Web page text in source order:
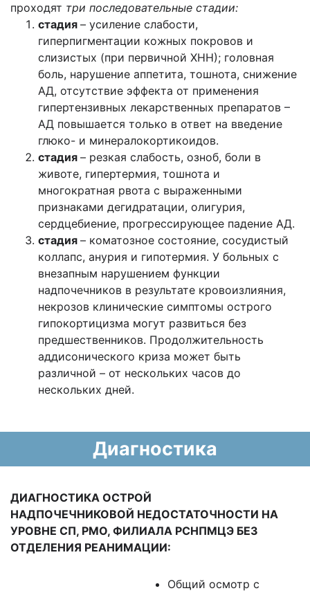
проходят три последовательные стадии:
стадия – усиление слабости,
гиперпигментации кожных покровов и
слизистых (при первичной ХНН); головная
боль, нарушение аппетита, тошнота, снижение
АД, отсутствие эффекта от применения
гипертензивных лекарственных препаратов –
АД повышается только в ответ на введение
глюко- и минералокортикоидов.
стадия – резкая слабость, озноб, боли в
животе, гипертермия, тошнота и
многократная рвота с выраженными
признаками дегидратации, олигурия,
сердцебиение, прогрессирующее падение АД.
стадия – коматозное состояние, сосудистый
коллапс, анурия и гипотермия. У больных с
внезапным нарушением функции
надпочечников в результате кровоизлияния,
некрозов клинические симптомы острого
гипокортицизма могут развиться без
предшественников. Продолжительность
аддисонического криза может быть
различной – от нескольких часов до
нескольких дней.
Диагностика
ДИАГНОСТИКА ОСТРОЙ
НАДПОЧЕЧНИКОВОЙ НЕДОСТАТОЧНОСТИ НА
УРОВНЕ СП, РМО, ФИЛИАЛА РСНПМЦЭ БЕЗ
ОТДЕЛЕНИЯ РЕАНИМАЦИИ:
Общий осмотр с